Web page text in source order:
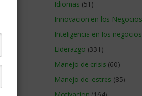
Idiomas (51)
Innovacion en los Negocios
Inteligencia en los negocios
Liderazgo (331)
Manejo de crisis (60)
Manejo del estrés (85)